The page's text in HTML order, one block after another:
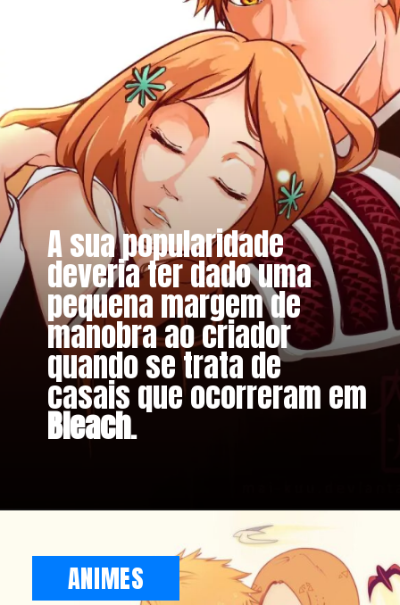
A sua popularidade
deveria ter dado uma
pequena margem de
manobra ao criador
quando se trata de
casais que ocorreram em
Bleach.
ANIMES